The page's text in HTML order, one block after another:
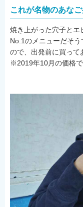
これが名物のあなご
焼き上がった穴子とエ
No.1のメニューだそ
ので、出発前に買って
※2019年10月の価格で